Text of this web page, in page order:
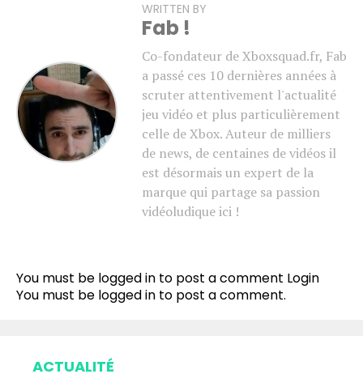
WRITTEN BY
Fab !
Co-fondateur de Xboxsquad.fr, Fab
a passé ces 10 dernières années à
scruter attentivement l'actualité
jeu vidéo et plus particulièrement
celle de Xbox. Auteur de milliers
de news, de centaines de vidéos il
est désormais un expert de la
marque qui partage sa passion
vidéoludique ici !
You must be logged in to post a comment Login
You must be logged in to post a comment.
ACTUALITÉ